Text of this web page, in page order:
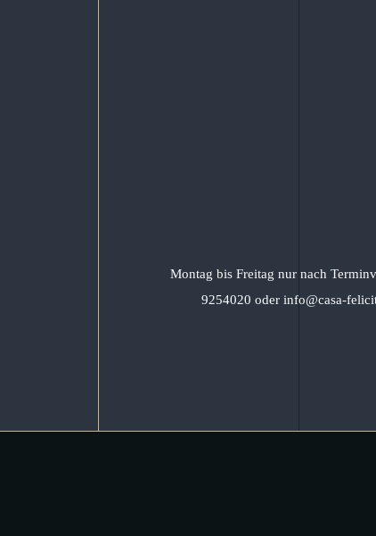
Montag bis Freitag nur nach
9254020 oder info@casa-